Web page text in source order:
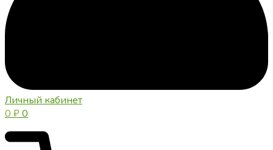
Личный кабинет
0 ₽0